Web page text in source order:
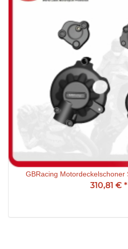
GBRacing Motordeckelschoner
310,81 € *